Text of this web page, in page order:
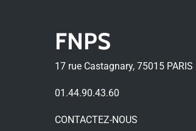
FNPS
17 rue Castagnary, 75015 PARIS
01.44.90.43.60
CONTACTEZ-NOUS